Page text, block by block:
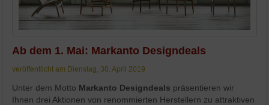
Ab dem 1. Mai: Markanto Designdeals
veröffentlicht am Dienstag, 30. April 2019
Unter dem Motto Markanto Designdeals präsentieren wir
Ihnen drei Aktionen von renommierten Herstellern zu attraktiven